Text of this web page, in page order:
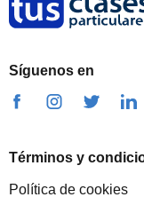
Síguenos en
Términos y
Política de cookies